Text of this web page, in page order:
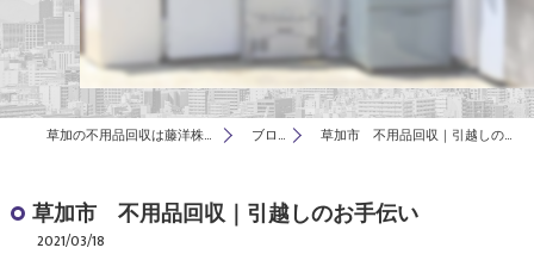
草加の不用品回収は藤洋株式会社 ブログ 草加市 不用品回収｜引越しのお手伝い
草加市 不用品回収｜引越しのお手伝い
2021/03/18